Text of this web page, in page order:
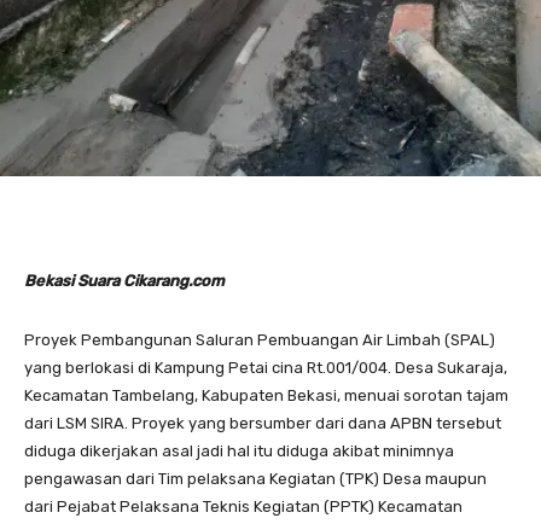
Bekasi Suara Cikarang.com
Proyek Pembangunan Saluran Pembuangan Air Limbah (SPAL)
yang berlokasi di Kampung Petai cina Rt.001/004. Desa Sukaraja,
Kecamatan Tambelang, Kabupaten Bekasi, menuai sorotan tajam
dari LSM SIRA. Proyek yang bersumber dari dana APBN tersebut
diduga dikerjakan asal jadi hal itu diduga akibat minimnya
pengawasan dari Tim pelaksana Kegiatan (TPK) Desa maupun
dari Pejabat Pelaksana Teknis Kegiatan (PPTK) Kecamatan